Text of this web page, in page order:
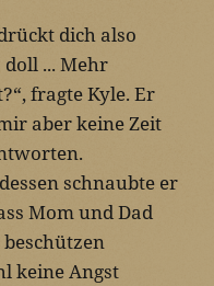
dich also
doll ... Mehr
fragte Kyle. Er
aber keine Zeit
schnaubte er
Mom und Dad
keine Angst